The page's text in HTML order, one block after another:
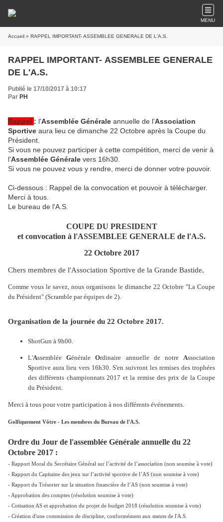
MENU
Accueil » RAPPEL IMPORTANT- ASSEMBLEE GENERALE DE L'A.S.
RAPPEL IMPORTANT- ASSEMBLEE GENERALE
DE L'A.S.
Publié le 17/10/2017 à 10:17
Par PH
Rappel : l'Assemblée Générale annuelle de l'Association
Sportive aura lieu ce dimanche 22 Octobre après la Coupe du
Président.
Si vous ne pouvez participer à cette compétition, merci de venir à
l'Assemblée Générale vers 16h30.
Si vous ne pouvez vous y rendre, merci de donner votre pouvoir.
Ci-dessous : Rappel de la convocation et pouvoir à télécharger.
Merci à tous.
Le bureau de l'A.S.
COUPE DU PRESIDENT
et convocation à l'ASSEMBLEE GENERALE de l'A.S.
22 Octobre 2017
Chers membres de l'Association Sportive de la Grande Bastide,
Comme vous le savez, nous organisons le dimanche 22 Octobre "La Coupe
du Président" (Scramble par équipes de 2).
Organisation de la journée du 22 Octobre 2017.
ShotGun à 9h00.
L'AssembléeGénéraleOrdinaire annuelle de notreAssociation
Sportive aura lieu vers 16h30. S'en suivront les remises des trophées
des différents championnats 2017 et la remise des prix de la Coupe
du Président.
Merci à tous pour votre participation à nos différents événements.
Golfiquement Vôtre - Les membres du Bureau de l'A.S.
Ordre du Jour de l'assemblée Générale annuelle du 22
Octobre 2017 :
- Rapport Moral du Secrétaire Général sur l’activité de l’association (non soumise à vote)
- Rapport du Capitaine des jeux sur l’activité sportive de l’AS (non soumise à vote)
- Rapport du Trésorier sur la situation financière de l’AS (non soumise à vote)
- Approbation des comptes (résolution soumise à vote)
- Cotisation AS et approbation du projet de budget 2018 (résolution soumise à vote)
- Création d'une commission de discipline, conformément aux statuts de l'A.S.